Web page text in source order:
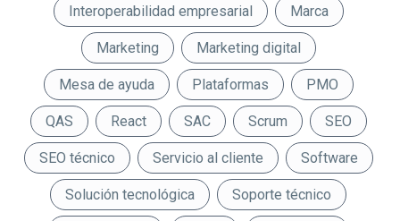
Interoperabilidad empresarial Marca
Marketing Marketing digital
Mesa de ayuda Plataformas PMO
QAS React SAC Scrum SEO
SEO técnico Servicio al cliente Software
Solución tecnológica Soporte técnico